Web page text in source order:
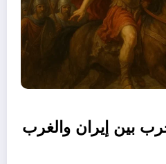
بين إيران والغرب